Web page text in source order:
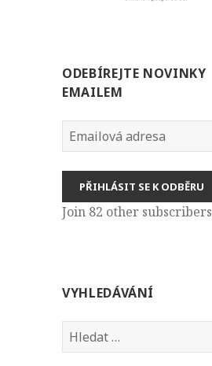
ODEBÍREJTE NOVINKY
EMAILEM
Emailová
adresa
PŘIHLÁSIT SE K ODBĚRU
Join 82 other subscribers
VYHLEDÁVÁNÍ
Vyhledávání